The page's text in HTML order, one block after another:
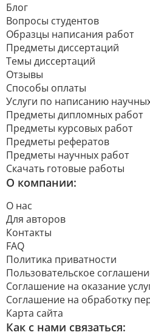
Блог
Вопросы студентов
Образцы написания работ
Предметы диссертаций
Темы диссертаций
Отзывы
Способы оплаты
Услуги по написанию
Предметы дипломных работ
Предметы курсовых работ
Предметы рефератов
Предметы научных работ
Скачать готовые работы
О компании:
О нас
Для авторов
Контакты
FAQ
Политика приватности
Пользовательское
Соглашение на оказание
Соглашение на обработку
Карта сайта
Как с нами связаться: